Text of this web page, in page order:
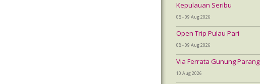
Kepulauan Seribu
08 - 09 Aug 2026
Open Trip Pulau Pari
08 - 09 Aug 2026
Via Ferrata Gunung Parang
10 Aug 2026